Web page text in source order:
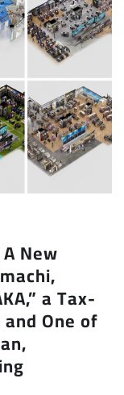
New
a Tax-
One of